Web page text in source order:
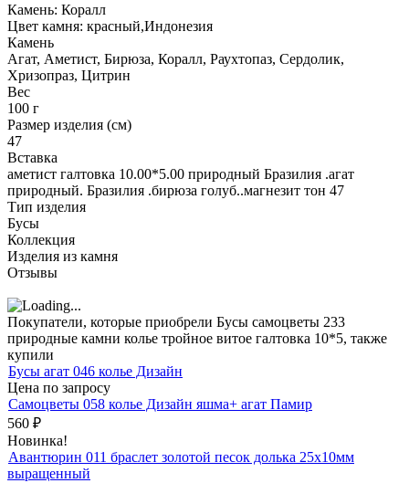
Камень: Коралл
Цвет камня: красный,Индонезия
Камень
Агат, Аметист, Бирюза, Коралл, Раухтопаз, Сердолик,
Хризопраз, Цитрин
Вес
100 г
Размер изделия (см)
47
Вставка
аметист галтовка 10.00*5.00 природный Бразилия .агат
природный. Бразилия .бирюза голуб..магнезит тон 47
Тип изделия
Бусы
Коллекция
Изделия из камня
Отзывы
Покупатели, которые приобрели Бусы самоцветы 233
природные камни колье тройное витое галтовка 10*5, также
купили
Бусы агат 046 колье Дизайн
Цена по запросу
Самоцветы 058 колье Дизайн яшма+ агат Памир
560 ₽
Новинка!
Авантюрин 011 браслет золотой песок долька 25х10мм
выращенный